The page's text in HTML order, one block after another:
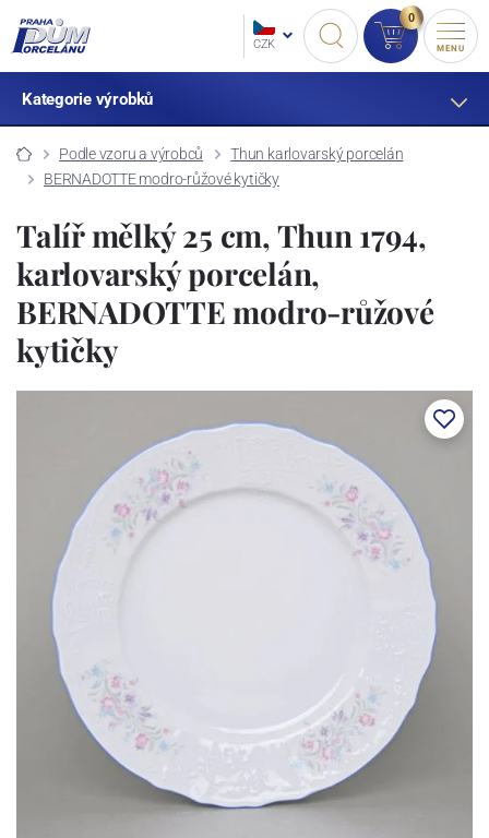
CZK
0
MENU
Kategorie výrobků
Podle vzoru a výrobců
Thun karlovarský porcelán
BERNADOTTE modro-růžové kytičky
Talíř mělký 25 cm, Thun 1794,
karlovarský porcelán,
BERNADOTTE modro-růžové
kytičky